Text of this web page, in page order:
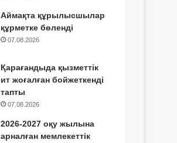
Аймақта құрылысшылар
құрметке бөленді
07.08.2026
Қарағандыда қызметтік
ит жоғалған бойжеткенді
тапты
07.08.2026
2026-2027 оқу жылына
арналған мемлекеттік